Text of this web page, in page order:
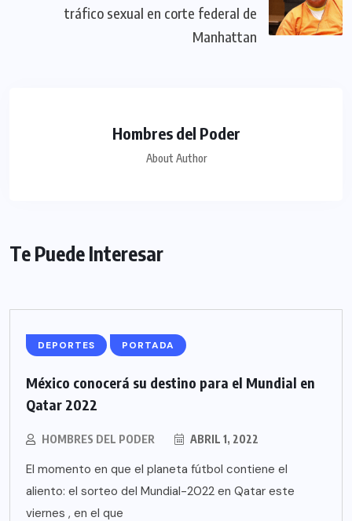
tráfico sexual en corte federal de
Manhattan
Hombres del Poder
About Author
Te Puede Interesar
DEPORTES PORTADA
México conocerá su destino para el Mundial en
Qatar 2022
HOMBRES DEL PODER ABRIL 1, 2022
El momento en que el planeta fútbol contiene el
aliento: el sorteo del Mundial-2022 en Qatar este
viernes , en el que